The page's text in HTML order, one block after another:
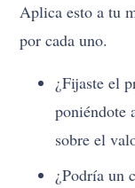
Aplica esto a tu
por cada uno.
¿Fijaste el
poniéndote
sobre el
¿Podría un